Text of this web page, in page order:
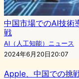
中国市場でのAI技術
戦
AI（人工知能）ニュース
2024年6月20日20:07
Apple、中国での挑